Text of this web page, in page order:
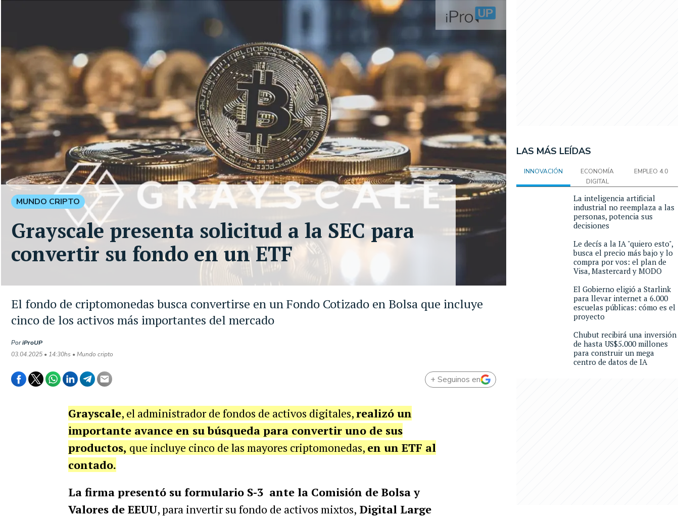
El fondo de criptomonedas busca convertirse en un Fondo Cotizado en Bolsa que incluye
cinco de los activos más importantes del mercado
PoriProUP
03.04.2025 • 14:30hs • Mundo cripto
MUNDO CRIPTO
Grayscale presenta solicitud a la SEC para
convertir su fondo en un ETF
+ Seguinos en
Grayscale, el administrador de fondos de activos digitales,realizó un
importante avance en su búsqueda para convertir uno de sus
productos, que incluye cinco de las mayores criptomonedas, en un ETF al
contado.
La firma presentó su formulario S-3 ante la Comisión de Bolsa y
Valores de EEUU, para invertir su fondo de activos mixtos, Digital Large
LAS MÁS LEÍDAS
INNOVACIÓN
ECONOMÍA
DIGITAL
EMPLEO 4.0
La inteligencia artificial
industrial no reemplaza a las
personas, potencia sus
decisiones
Le decís a la IA "quiero esto",
busca el precio más bajo y lo
compra por vos: el plan de
Visa, Mastercard y MODO
El Gobierno eligió a Starlink
para llevar internet a 6.000
escuelas públicas: cómo es el
proyecto
Chubut recibirá una inversión
de hasta US$5.000 millones
para construir un mega
centro de datos de IA